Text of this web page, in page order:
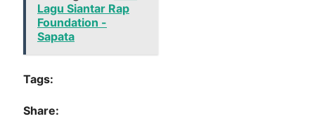
Lagu Siantar Rap
Foundation -
Sapata
Tags:
Share: